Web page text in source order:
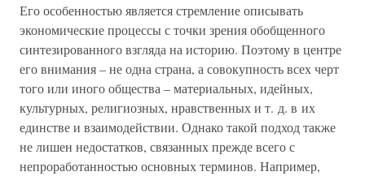
Его особенностью является стремление описывать
экономические процессы с точки зрения обобщенного
синтезированного взгляда на историю. Поэтому в центре
его внимания – не одна страна, а совокупность всех черт
того или иного общества – материальных, идейных,
культурных, религиозных, нравственных и т. д. в их
единстве и взаимодействии. Однако такой подход также
не лишен недостатков, связанных прежде всего с
непроработанностью основных терминов. Например,